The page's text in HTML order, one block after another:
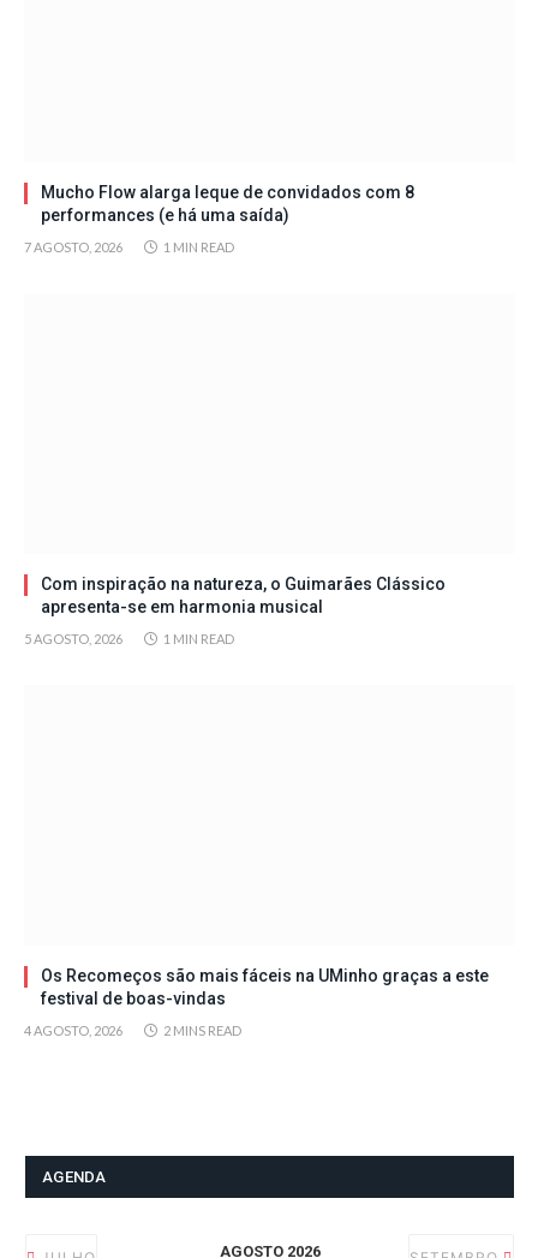
Mucho Flow alarga leque de convidados com 8
performances (e há uma saída)
7 AGOSTO, 2026 1 MIN READ
Com inspiração na natureza, o Guimarães Clássico
apresenta-se em harmonia musical
5 AGOSTO, 2026 1 MIN READ
Os Recomeços são mais fáceis na UMinho graças a este
festival de boas-vindas
4 AGOSTO, 2026 2 MINS READ
AGENDA
AGOSTO 2026